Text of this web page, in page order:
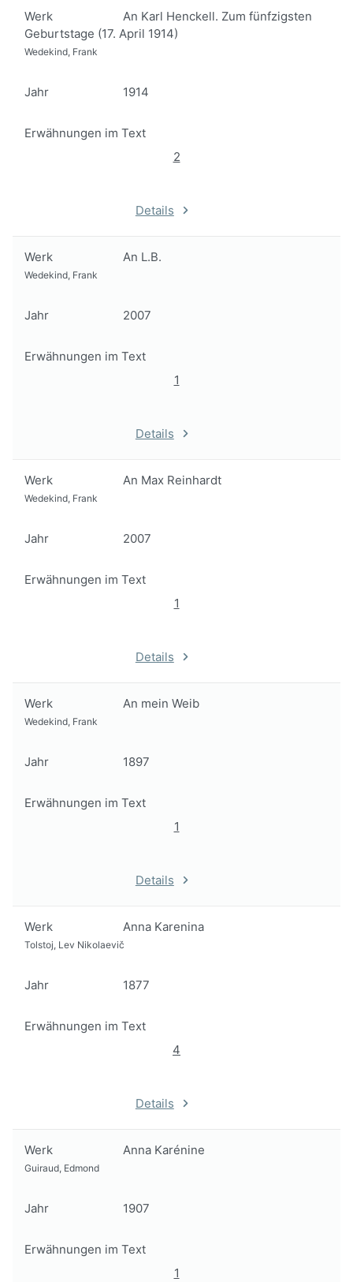
Werk
An Karl Henckell. Zum fünfzigsten
Geburtstage (17. April 1914)
Wedekind, Frank
Jahr 1914
Erwähnungen im Text
2
Details
Werk An L.B.
Wedekind, Frank
Jahr 2007
Erwähnungen im Text
1
Details
Werk An Max Reinhardt
Wedekind, Frank
Jahr 2007
Erwähnungen im Text
1
Details
Werk An mein Weib
Wedekind, Frank
Jahr 1897
Erwähnungen im Text
1
Details
Werk Anna Karenina
Tolstoj, Lev Nikolaevič
Jahr 1877
Erwähnungen im Text
4
Details
Werk Anna Karénine
Guiraud, Edmond
Jahr 1907
Erwähnungen im Text
1